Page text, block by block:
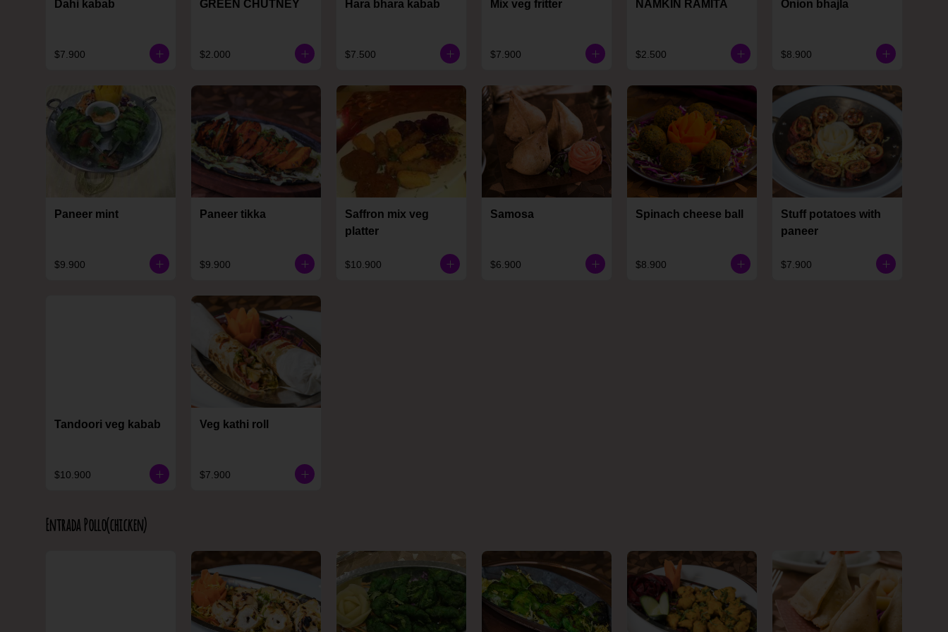
Dahi kabab
$7.900
GREEN CHUTNEY
$2.000
Hara bhara kabab
$7.500
Mix veg fritter
$7.900
NAMKIN RAMITA
$2.500
Onion bhajla
$8.900
Paneer mint
$9.900
Paneer tikka
$9.900
Saffron mix veg
platter
$10.900
Samosa
$6.900
Spinach cheese ball
$8.900
Stuff potatoes with
paneer
$7.900
Tandoori veg kabab
$10.900
Veg kathi roll
$7.900
Entrada Pollo(chicken)